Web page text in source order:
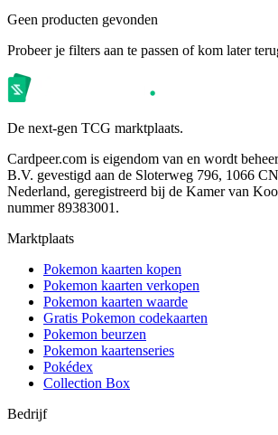
Geen producten gevonden
Probeer je filters aan te passen of kom later
De next-gen TCG marktplaats.
Cardpeer.com is eigendom van en wordt
B.V. gevestigd aan de Sloterweg 796, 1066
Nederland, geregistreerd bij de Kamer van
nummer 89383001.
Marktplaats
Pokemon kaarten kopen
Pokemon kaarten verkopen
Pokemon kaarten waarde
Gratis Pokemon codekaarten
Pokemon beurzen
Pokemon kaartenseries
Pokédex
Collection Box
Bedrijf